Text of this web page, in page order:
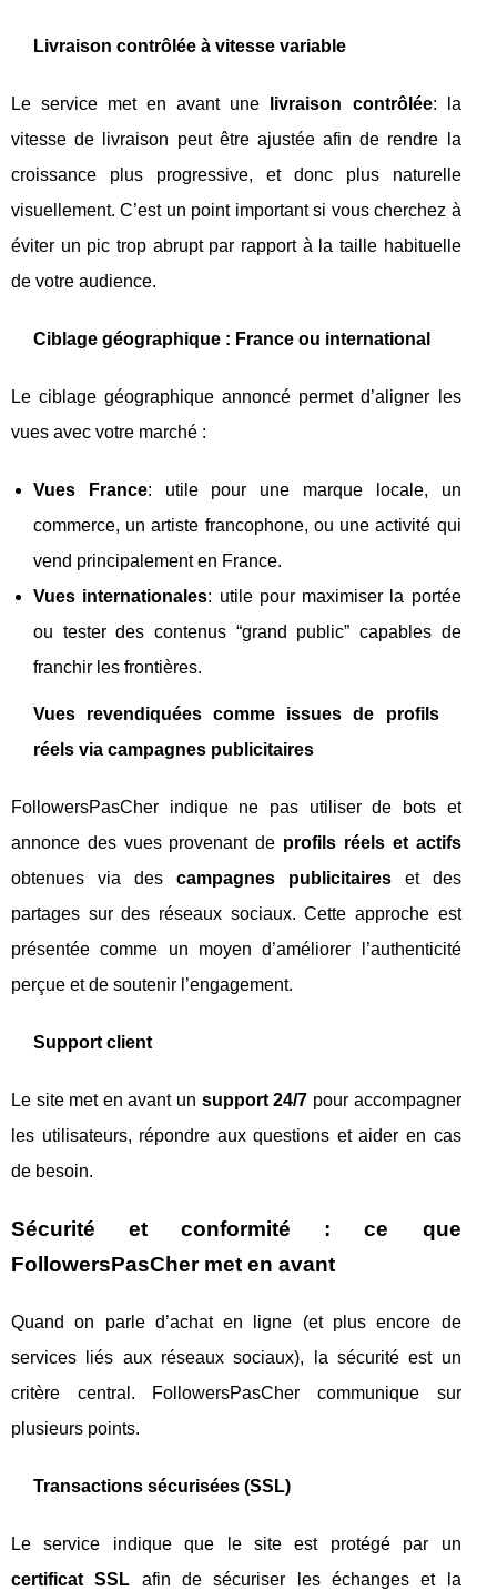
Livraison contrôlée à vitesse variable
Le service met en avant une livraison contrôlée: la
vitesse de livraison peut être ajustée afin de rendre la
croissance plus progressive, et donc plus naturelle
visuellement. C’est un point important si vous cherchez à
éviter un pic trop abrupt par rapport à la taille habituelle
de votre audience.
Ciblage géographique : France ou international
Le ciblage géographique annoncé permet d’aligner les
vues avec votre marché :
Vues France: utile pour une marque locale, un
commerce, un artiste francophone, ou une activité qui
vend principalement en France.
Vues internationales: utile pour maximiser la portée
ou tester des contenus “grand public” capables de
franchir les frontières.
Vues revendiquées comme issues de profils
réels via campagnes publicitaires
FollowersPasCher indique ne pas utiliser de bots et
annonce des vues provenant de profils réels et actifs
obtenues via des campagnes publicitaireset des
partages sur des réseaux sociaux. Cette approche est
présentée comme un moyen d’améliorer l’authenticité
perçue et de soutenir l’engagement.
Support client
Le site met en avant un support 24/7 pour accompagner
les utilisateurs, répondre aux questions et aider en cas
de besoin.
Sécurité et conformité : ce que
FollowersPasCher met en avant
Quand on parle d’achat en ligne (et plus encore de
services liés aux réseaux sociaux), la sécurité est un
critère central. FollowersPasCher communique sur
plusieurs points.
Transactions sécurisées (SSL)
Le service indique que le site est protégé par un
certificat SSL afin de sécuriser les échanges et la